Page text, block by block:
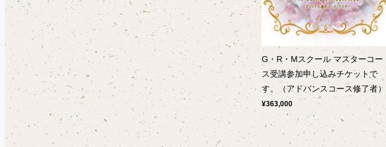
G・R・Mスクール マスターコー
ス受講参加申し込みチケットで
す。（アドバンスコース修了者）
¥363,000